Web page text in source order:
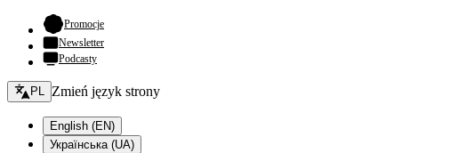
Promocje- otwiera się w nowej karcie
Newsletter
Podcasty
Zmień język - bieżący:
PL Zmień język strony
English (EN)
Українська (UA)